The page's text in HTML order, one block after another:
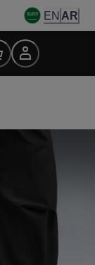
AR
EN